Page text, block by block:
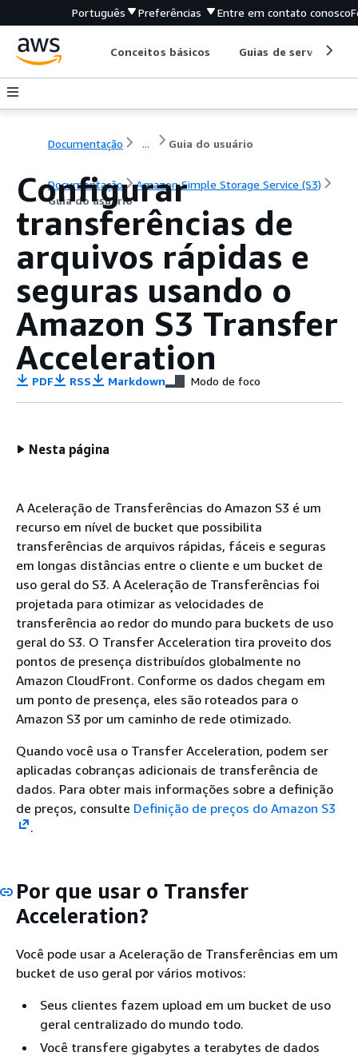
Português Preferências Entre em contato conosco
Conceitos básicos Guias de serviço
Documentação ... Guia do usuário
Documentação
Amazon Simple Storage Service (S3)
Guia do usuário
Configurar
transferências de
arquivos rápidas e
seguras usando o
Amazon S3 Transfer
Acceleration
PDF RSS Markdown Modo de foco
Nesta página
A Aceleração de Transferências do Amazon S3 é um
recurso em nível de bucket que possibilita
transferências de arquivos rápidas, fáceis e seguras
em longas distâncias entre o cliente e um bucket de
uso geral do S3. A Aceleração de Transferências foi
projetada para otimizar as velocidades de
transferência ao redor do mundo para buckets de uso
geral do S3. O Transfer Acceleration tira proveito dos
pontos de presença distribuídos globalmente no
Amazon CloudFront. Conforme os dados chegam em
um ponto de presença, eles são roteados para o
Amazon S3 por um caminho de rede otimizado.
Quando você usa o Transfer Acceleration, podem ser
aplicadas cobranças adicionais de transferência de
dados. Para obter mais informações sobre a definição
de preços, consulte Definição de preços do Amazon S3
.
Por que usar o Transfer
Acceleration?
Você pode usar a Aceleração de Transferências em um
bucket de uso geral por vários motivos:
Seus clientes fazem upload em um bucket de uso
geral centralizado do mundo todo.
Você transfere gigabytes a terabytes de dados